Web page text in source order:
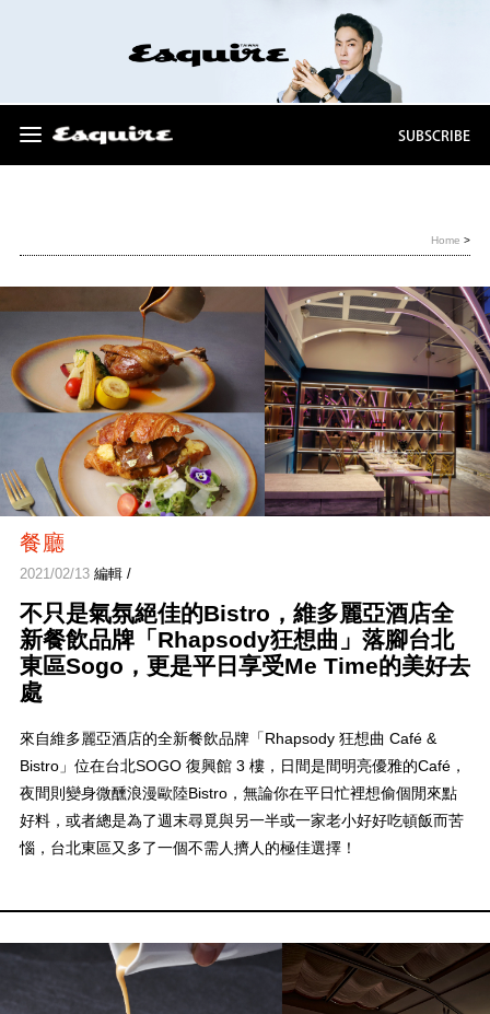
SUBSCRIBE
Home >
餐廳
2021/02/13編輯 /
不只是氣氛絕佳的Bistro，維多麗亞酒店全
新餐飲品牌「Rhapsody狂想曲」落腳台北
東區Sogo，更是平日享受Me Time的美好去
處
來自維多麗亞酒店的全新餐飲品牌「Rhapsody 狂想曲 Café &
Bistro」位在台北SOGO 復興館 3 樓，日間是間明亮優雅的Café，
夜間則變身微醺浪漫歐陸Bistro，無論你在平日忙裡想偷個閒來點
好料，或者總是為了週末尋覓與另一半或一家老小好好吃頓飯而苦
惱，台北東區又多了一個不需人擠人的極佳選擇！